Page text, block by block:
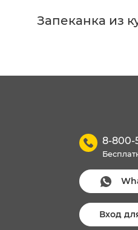
Запеканка из
8-800-
Вход